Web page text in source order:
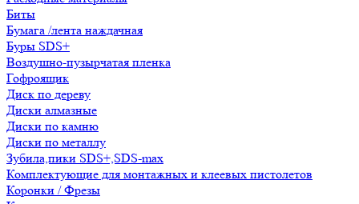
Биты
Бумага /лента наждачная
Буры SDS+
Воздушно-пузырчатая пленка
Гофроящик
Диск по дереву
Диски алмазные
Диски по камню
Диски по металлу
Зубила,пики SDS+,SDS-max
Комплектующие для монтажных и клеевых пистолетов
Коронки / Фрезы